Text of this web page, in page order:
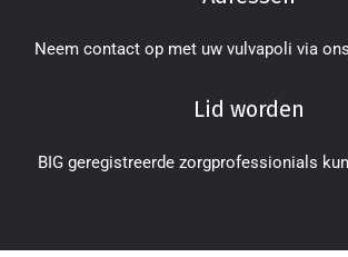
Neem contact op met uw vulvapoli via ons
Lid worden
BIG geregistreerde zorgprofessionials